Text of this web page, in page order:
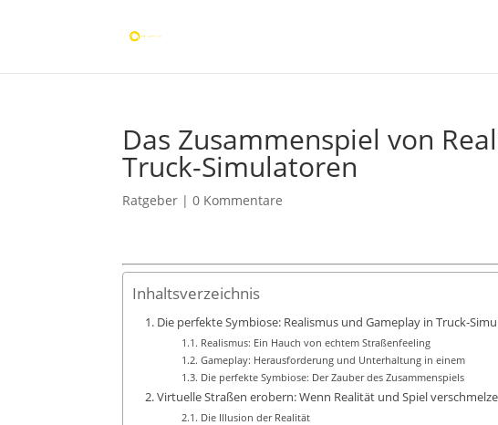
Das Zusammenspiel von
Truck-Simulatoren
Ratgeber |0 Kommentare
Inhaltsverzeichnis
Die perfekte Symbiose: Realismus und Gameplay in Truck-
Realismus: Ein Hauch von echtem Straßenfeeling
Gameplay: Herausforderung und Unterhaltung in einem
Die perfekte Symbiose: Der Zauber des Zusammenspiels
Virtuelle Straßen erobern: Wenn Realität und Spiel
Die Illusion der Realität